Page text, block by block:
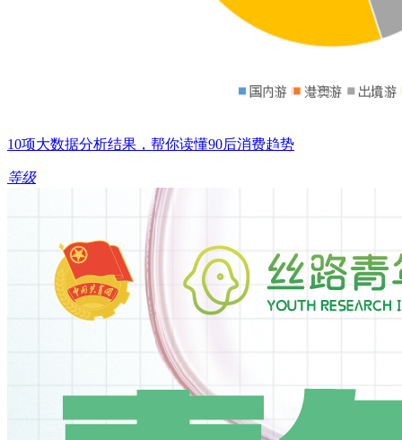
10项大数据分析结果，帮你读懂90后消费趋势
等级